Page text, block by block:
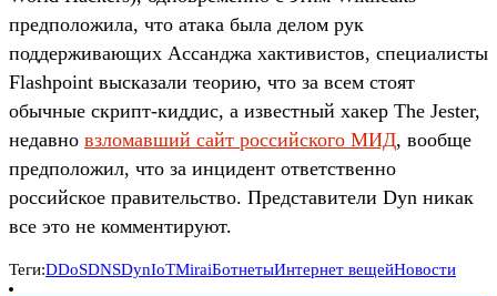
предположила, что атака была делом рук
поддерживающих Ассанджа хактивистов, специалисты
Flashpoint высказали теорию, что за всем стоят
обычные скрипт-киддис, а известный хакер The Jester,
недавно взломавший сайт российского МИД, вообще
предположил, что за инцидент ответственно
российское правительство. Представители Dyn никак
все это не комментируют.
Теги:DDoSDNSDynIoTMiraiБотнетыИнтернет вещейНовости